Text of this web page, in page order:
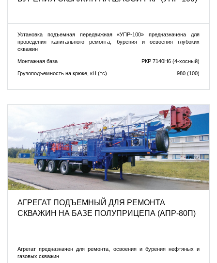
Установка подъемная передвижная «УПР-100» предназначена для
проведения капитального ремонта, бурения и освоения глубоких
скважин
Монтажная база РКР 7140Н6 (4-хосный)
Грузоподъемность на крюке, кН (тс) 980 (100)
АГРЕГАТ ПОДЪЕМНЫЙ ДЛЯ РЕМОНТА
СКВАЖИН НА БАЗЕ ПОЛУПРИЦЕПА (АПР-80П)
Агрегат предназначен для ремонта, освоения и бурения нефтяных и
газовых скважин